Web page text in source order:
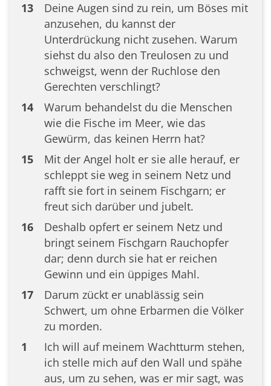
13
Deine Augen sind zu rein, um Böses mit
anzusehen, du kannst der
Unterdrückung nicht zusehen. Warum
siehst du also den Treulosen zu und
schweigst, wenn der Ruchlose den
Gerechten verschlingt?
14
Warum behandelst du die Menschen
wie die Fische im Meer, wie das
Gewürm, das keinen Herrn hat?
15
Mit der Angel holt er sie alle herauf, er
schleppt sie weg in seinem Netz und
rafft sie fort in seinem Fischgarn; er
freut sich darüber und jubelt.
16
Deshalb opfert er seinem Netz und
bringt seinem Fischgarn Rauchopfer
dar; denn durch sie hat er reichen
Gewinn und ein üppiges Mahl.
17
Darum zückt er unablässig sein
Schwert, um ohne Erbarmen die Völker
zu morden.
1
Ich will auf meinem Wachtturm stehen,
ich stelle mich auf den Wall und spähe
aus, um zu sehen, was er mir sagt, was